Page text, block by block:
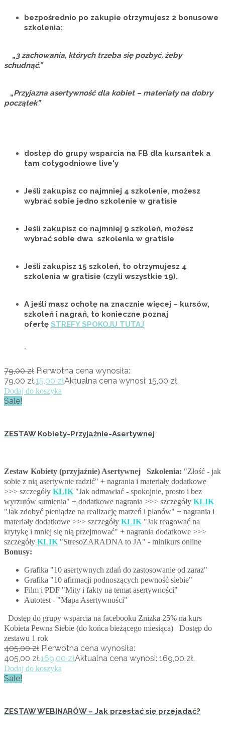
bezpośrednio po zakupie otrzymujesz 2 bonusowe
szkolenia:
„3 zachowania, których trzeba się pozbyć, żeby
schudnąć.”
„Przyjazna asertywność dla kobiet – materiały na dobry
początek”
dostęp do grupy wsparcia na FB dla kursantek a
tam cotygodniowe live'y
Jeśli zakupisz co najmniej 4 szkolenie, możesz
wybrać sobie jedno szkolenie w gratisie
Jeśli zakupisz co najmniej 9 szkoleń, możesz
wybrać sobie dwa szkolenia w gratisie
Jeśli zakupisz 15 szkoleń, to otrzymujesz 4
szkolenia w gratisie (czyli wszystkie 19).
A jeśli masz ochotę na znacznie więcej – kursów,
szkoleń i nagrań, to konieczne poznaj
ofertę STREFY SPOKOJU TUTAJ
.
79,00zł Pierwotna cena wynosiła:
79,00 zł.15,00 złAktualna cena wynosi: 15,00 zł.
Dodaj do koszyka
Sale!
ZESTAW Kobiety-Przyjaźnie-Asertywnej
Zestaw Kobiety (przyjaźnie) Asertywnej Szkolenia: "Złość - jak
sobie z nią asertywnie radzić" + nagrania i materiały dodatkowe
>>> szczegóły KLIK "Jak odmawiać - spokojnie, prosto i bez
wyrzutów sumienia" + dodatkowe nagrania >>> szczegóły KLIK
"Jak zdobyć pieniądze na realizację marzeń i planów" + nagrania i
materiały dodatkowe >>> szczegóły KLIK "Jak reagować na
krytykę i mniej się nią przejmować" + nagrania dodatkowe >>>
szczegóły KLIK "StresoZARADNA to JA" - minikurs online
Bonusy:
Grafika "10 asertywnych zdań do zastosowanie od zaraz"
Grafika "10 afirmacji podnoszących pewność siebie"
Film i PDF "Mity i fakty na temat asertywności"
Autotest - "Mapa Asertywności"
Dostęp do grupy wsparcia na facebooku Zniżka 25% na kurs
Kobieta Pewna Siebie (do końca bieżącego miesiąca) Dostęp do
zestawu 1 rok
405,00zł Pierwotna cena wynosiła:
405,00 zł.169,00 złAktualna cena wynosi: 169,00 zł.
Dodaj do koszyka
Sale!
ZESTAW WEBINARÓW – Jak przestać się przejadać?